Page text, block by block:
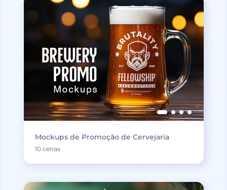
Mockups de Promoção de Cervejaria
10 cenas